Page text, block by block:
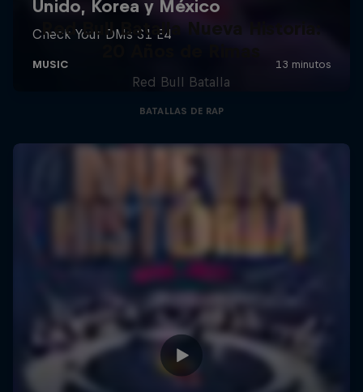
Red Bull Batalla Nueva Historia:
Red Bull Batalla
BATALLAS DE RAP